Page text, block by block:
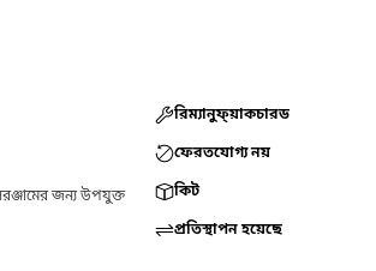
জন্য উপযুক্ত
রিম্যানুফ্য়াকচারড
ফেরতযোগ্য নয়
কিট
প্রতিস্থাপন হয়েছে